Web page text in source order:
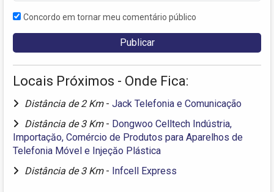
Concordo em tornar meu comentário público
Locais Próximos - Onde Fica:
Distância de 2 Km - Jack Telefonia e Comunicação
Distância de 3 Km - Dongwoo Celltech Indústria,
Importaçăo, Comércio de Produtos para Aparelhos de
Telefonia Móvel e Injeçăo Plástica
Distância de 3 Km - Infcell Express